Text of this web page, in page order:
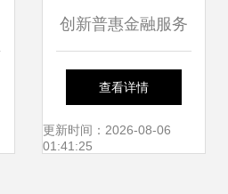
创新普惠金融服务
助力民生保障——
中国人寿财险南昌
查看详情
更新时间：2026-08-06
01:41:25